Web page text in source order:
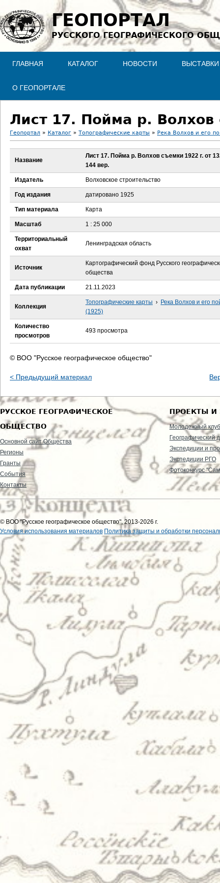
Jump to navigation
ГЕОПОРТАЛ
РУССКОГО ГЕОГРАФИЧЕСКОГО
ГЛАВНАЯ КАТАЛОГ НОВОСТИ ВЫСТАВКИ
О ГЕОПОРТАЛЕ
В
з
д
е
ь
Геопортал » Каталог » Топографические карты » Река Волхов и его
Название
Лист 17. Пойма р. Волхов съемки 1922 г. от
144 вер.
Издатель Волховское строительство
Год издания датировано 1925
Тип материала Карта
Масштаб 1 : 25 000
Территориальный
охват
Ленинградская область
Источник
Картографический фонд Русского
общества
Дата публикации 21.11.2023
Коллекция
Топографические карты › Река Волхов и его
(1925)
Количество
просмотров
493 просмотра
© ВОО "Русское географическое общество"
< Предыдущий материал
РУССКОЕ ГЕОГРАФИЧЕСКОЕ
ОБЩЕСТВО
Основной сайт Общества
Регионы
Гранты
События
Контакты
ПРОЕКТЫ И
Молодежный клуб
Географический
Экспедиции и
Экспедиции РГО
Фотоконкурс
© ВОО "Русское географическое общество", 2013-2026 г.
Условия использования материалов Политика защиты и обработки